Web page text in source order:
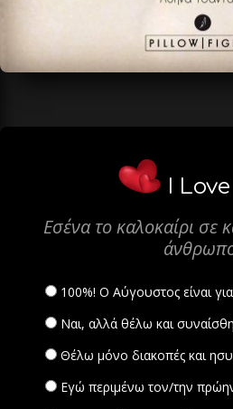
I
Εσένα το καλοκαίρι σε
100%! Ο Αύγουστος είναι
Ναι, αλλά θέλω και
Θέλω μόνο διακοπές και
Εγώ περιμένω τον/την πρώην